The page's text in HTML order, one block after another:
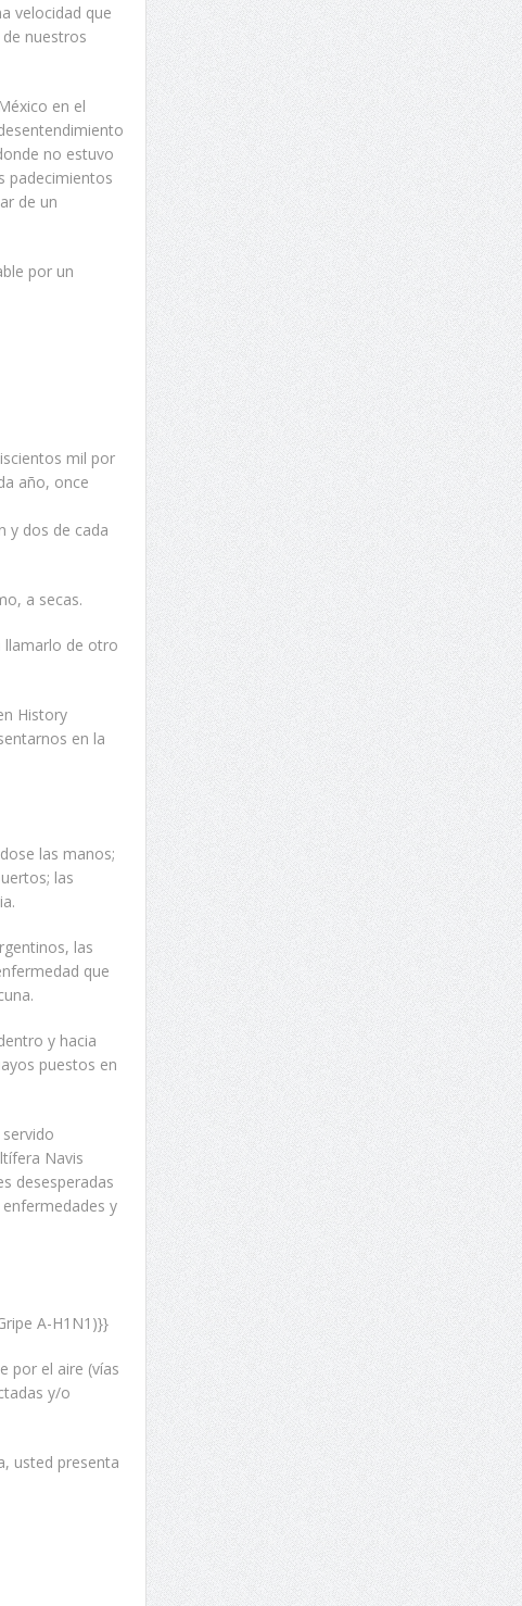
velocidad que
nuestros
en el
no estuvo
padecimientos
de un
por un
mil por
año, once
y dos de cada
a secas.
llamarlo de otro
History
en la
las manos;
las
las
que
y hacia
puestos en
Navis
desesperadas
y
A-H1N1)}}
por el aire (vías
y/o
usted presenta